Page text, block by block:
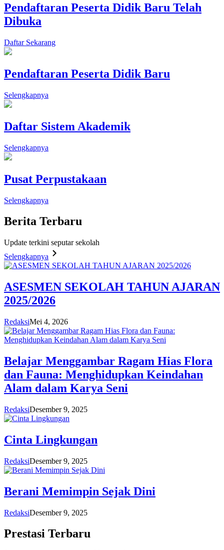
Pendaftaran Peserta Didik Baru Telah
Dibuka
Daftar Sekarang
Pendaftaran Peserta Didik Baru
Selengkapnya
Daftar Sistem Akademik
Selengkapnya
Pusat Perpustakaan
Selengkapnya
Berita Terbaru
Update terkini seputar sekolah
Selengkapnya
ASESMEN SEKOLAH TAHUN AJARAN
2025/2026
RedaksiMei 4, 2026
Belajar Menggambar Ragam Hias Flora
dan Fauna: Menghidupkan Keindahan
Alam dalam Karya Seni
RedaksiDesember 9, 2025
Cinta Lingkungan
RedaksiDesember 9, 2025
Berani Memimpin Sejak Dini
RedaksiDesember 9, 2025
Prestasi Terbaru